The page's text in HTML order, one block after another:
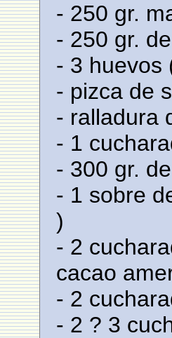
- 250 gr.
- 250 gr.
- 3 huevos
- pizca de
- ralladura
- 1
- 300 gr.
- 1 sobre
)
- 2
cacao
- 2
- 2 ? 3